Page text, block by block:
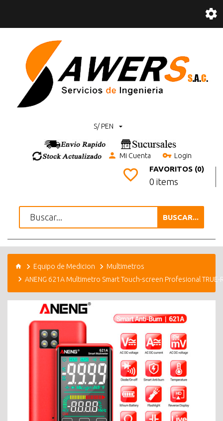
S/ PEN
Mi Cuenta Login
FAVORITOS (0)
0 items
BUSCAR...
Equipo de Medicion
Multimetros
ANENG 621A Multimetro Smart Touch-screen Profesional TRUE-